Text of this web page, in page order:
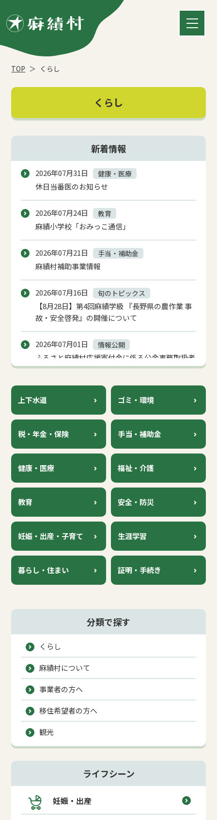
TOP くらし
くらし
新着情報
2026年07月31日 健康・医療
休日当番医のお知らせ
2026年07月24日 教育
麻績小学校「おみっこ通信」
2026年07月21日 手当・補助金
麻績村補助事業情報
2026年07月16日 旬のトピックス
【8月28日】第4回麻績学級 『長野県の農作業 事
故・安全啓発』の開催について
2026年07月01日 情報公開
ふるさと麻績村応援寄付金に係る公金事務取扱者
及び指定納付受託者の指定について
2026年06月09日 情報公開
麻績村総合教育会議について
2026年05月27日
令和8年度 麻績村国保特定健診のおしらせ
2026年05月27日 健康
令和8年度 麻績村若者健診のおしらせ
2026年05月27日 健康
令和8年度 麻績村すこやか後期高齢者健診のお
しらせ
2026年05月19日 証明・手続き
上下水道 ゴミ・環境
税・年金・保険 手当・補助金
健康・医療 福祉・介護
教育 安全・防災
妊娠・出産・子育て 生涯学習
暮らし・住まい 証明・手続き
分類で探す
くらし
麻績村について
事業者の方へ
移住希望者の方へ
観光
ライフシーン
妊娠・出産